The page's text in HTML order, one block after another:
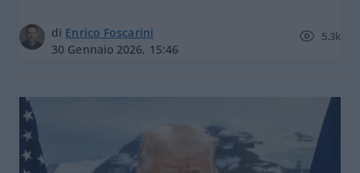
di Enrico Foscarini
30 Gennaio 2026, 15:46
5.3k